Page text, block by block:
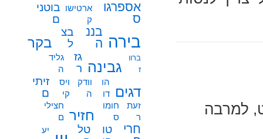
למרבה
אספרגו
ס
ארטישו
ק
בוטני
ם
בירה
בננ
ה
בצ
ל
בקר
ברוו
ז
גבינה
גז
ר
גליד
ה
דגים
הו
דו
וודק
ה
ויס
קי
זיתי
ם
זעת
ר
חומו
ס
חזיר
חצילי
ם
חרי
טו
טל
יע